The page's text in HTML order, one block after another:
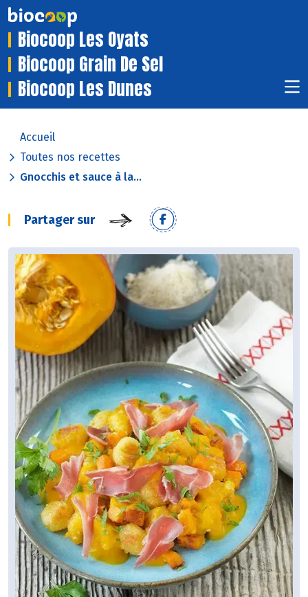
Biocoop Les Oyats
Biocoop Grain De Sel
Biocoop Les Dunes
Accueil
Toutes nos recettes
Gnocchis et sauce à la...
Partager sur